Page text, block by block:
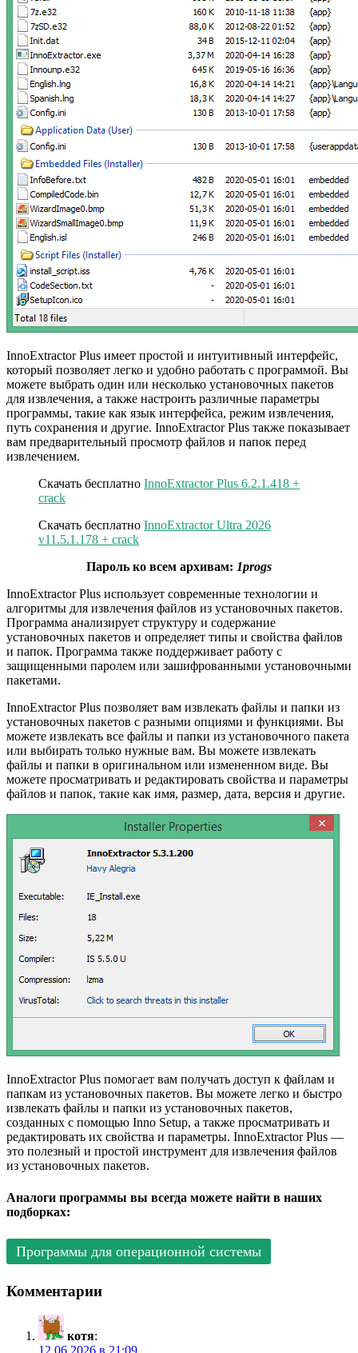
InnoExtractor Plus имеет простой и интуитивный интерфейс,
который позволяет легко и удобно работать с программой. Вы
можете выбрать один или несколько установочных пакетов
для извлечения, а также настроить различные параметры
программы, такие как язык интерфейса, режим извлечения,
путь сохранения и другие. InnoExtractor Plus также показывает
вам предварительный просмотр файлов и папок перед
извлечением.
Скачать бесплатно InnoExtractor Plus 6.2.1.418 +
crack
Скачать бесплатно InnoExtractor Ultra 2026
v11.5.1.178 + crack
Пароль ко всем архивам: 1progs
InnoExtractor Plus использует современные технологии и
алгоритмы для извлечения файлов из установочных пакетов.
Программа анализирует структуру и содержание
установочных пакетов и определяет типы и свойства файлов
и папок. Программа также поддерживает работу с
защищенными паролем или зашифрованными установочными
пакетами.
InnoExtractor Plus позволяет вам извлекать файлы и папки из
установочных пакетов с разными опциями и функциями. Вы
можете извлекать все файлы и папки из установочного пакета
или выбирать только нужные вам. Вы можете извлекать
файлы и папки в оригинальном или измененном виде. Вы
можете просматривать и редактировать свойства и параметры
файлов и папок, такие как имя, размер, дата, версия и другие.
InnoExtractor Plus помогает вам получать доступ к файлам и
папкам из установочных пакетов. Вы можете легко и быстро
извлекать файлы и папки из установочных пакетов,
созданных с помощью Inno Setup, а также просматривать и
редактировать их свойства и параметры. InnoExtractor Plus —
это полезный и простой инструмент для извлечения файлов
из установочных пакетов.
Аналоги программы вы всегда можете найти в наших
подборках:
Программы для операционной системы
Комментарии
котя: